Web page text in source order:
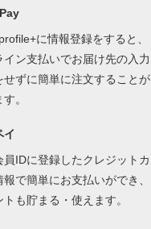
に情報登録をすると、
イン支払いでお届け先の入力
せずに簡単に注文することが
。
イ
員IDに登録したクレジットカ
報で簡単にお支払いができ、
トも貯まる・使えます。